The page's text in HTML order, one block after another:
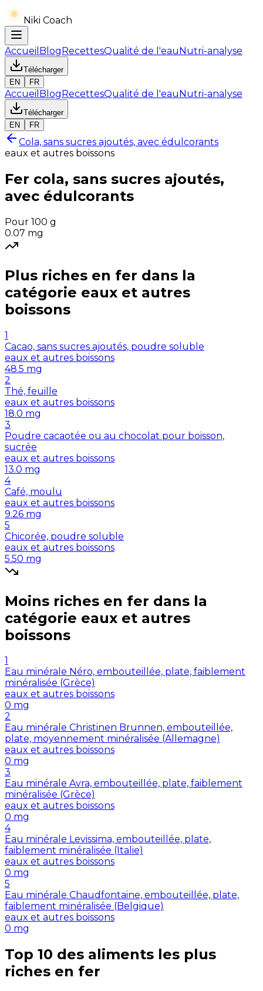
Niki Coach
Accueil BlogRecettesQualité de l'eauNutri-analyse
Télécharger
EN
FR
Accueil BlogRecettesQualité de l'eauNutri-analyse
Télécharger
EN
FR
Cola, sans sucres ajoutés, avec édulcorants
eaux et autres boissons
Fer cola, sans sucres ajoutés,
avec édulcorants
Pour 100 g
0.07 mg
Plus riches en fer dans la
catégorie eaux et autres
boissons
1
Cacao, sans sucres ajoutés, poudre soluble
eaux et autres boissons
48.5 mg
2
Thé, feuille
eaux et autres boissons
18.0 mg
3
Poudre cacaotée ou au chocolat pour boisson,
sucrée
eaux et autres boissons
13.0 mg
4
Café, moulu
eaux et autres boissons
9.26 mg
5
Chicorée, poudre soluble
eaux et autres boissons
5.50 mg
Moins riches en fer dans la
catégorie eaux et autres
boissons
1
Eau minérale Néro, embouteillée, plate, faiblement
minéralisée (Grèce)
eaux et autres boissons
0 mg
2
Eau minérale Christinen Brunnen, embouteillée,
plate, moyennement minéralisée (Allemagne)
eaux et autres boissons
0 mg
3
Eau minérale Avra, embouteillée, plate, faiblement
minéralisée (Grèce)
eaux et autres boissons
0 mg
4
Eau minérale Levissima, embouteillée, plate,
faiblement minéralisée (Italie)
eaux et autres boissons
0 mg
5
Eau minérale Chaudfontaine, embouteillée, plate,
faiblement minéralisée (Belgique)
eaux et autres boissons
0 mg
Top 10 des aliments les plus
riches en fer